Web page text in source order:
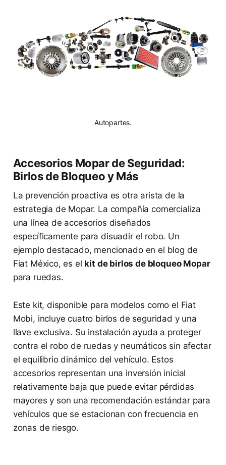
Autopartes.
Accesorios Mopar de Seguridad:
Birlos de Bloqueo y Más
La prevención proactiva es otra arista de la
estrategia de Mopar. La compañía comercializa
una línea de accesorios diseñados
específicamente para disuadir el robo. Un
ejemplo destacado, mencionado en el blog de
Fiat México, es el kit de birlos de bloqueo Mopar
para ruedas.
Este kit, disponible para modelos como el Fiat
Mobi, incluye cuatro birlos de seguridad y una
llave exclusiva. Su instalación ayuda a proteger
contra el robo de ruedas y neumáticos sin afectar
el equilibrio dinámico del vehículo. Estos
accesorios representan una inversión inicial
relativamente baja que puede evitar pérdidas
mayores y son una recomendación estándar para
vehículos que se estacionan con frecuencia en
zonas de riesgo.